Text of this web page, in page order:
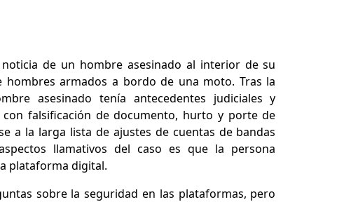
de un hombre asesinado al interior de su
hombres armados a bordo de una moto. Tras la
asesinado tenía antecedentes judiciales y
con falsificación de documento, hurto y porte de
a la larga lista de ajustes de cuentas de bandas
llamativos del caso es que la persona
plataforma digital.
sobre la seguridad en las plataformas, pero